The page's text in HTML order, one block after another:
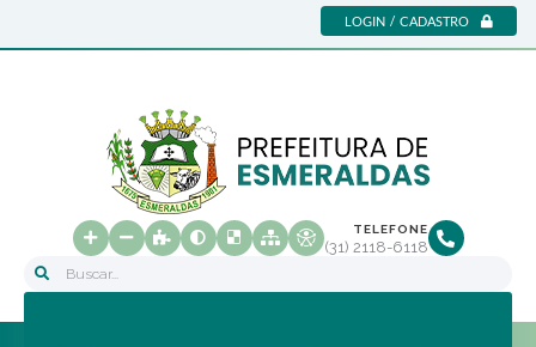
LOGIN / CADASTRO
Buscar...
TELEFONE
(31) 2118-6118